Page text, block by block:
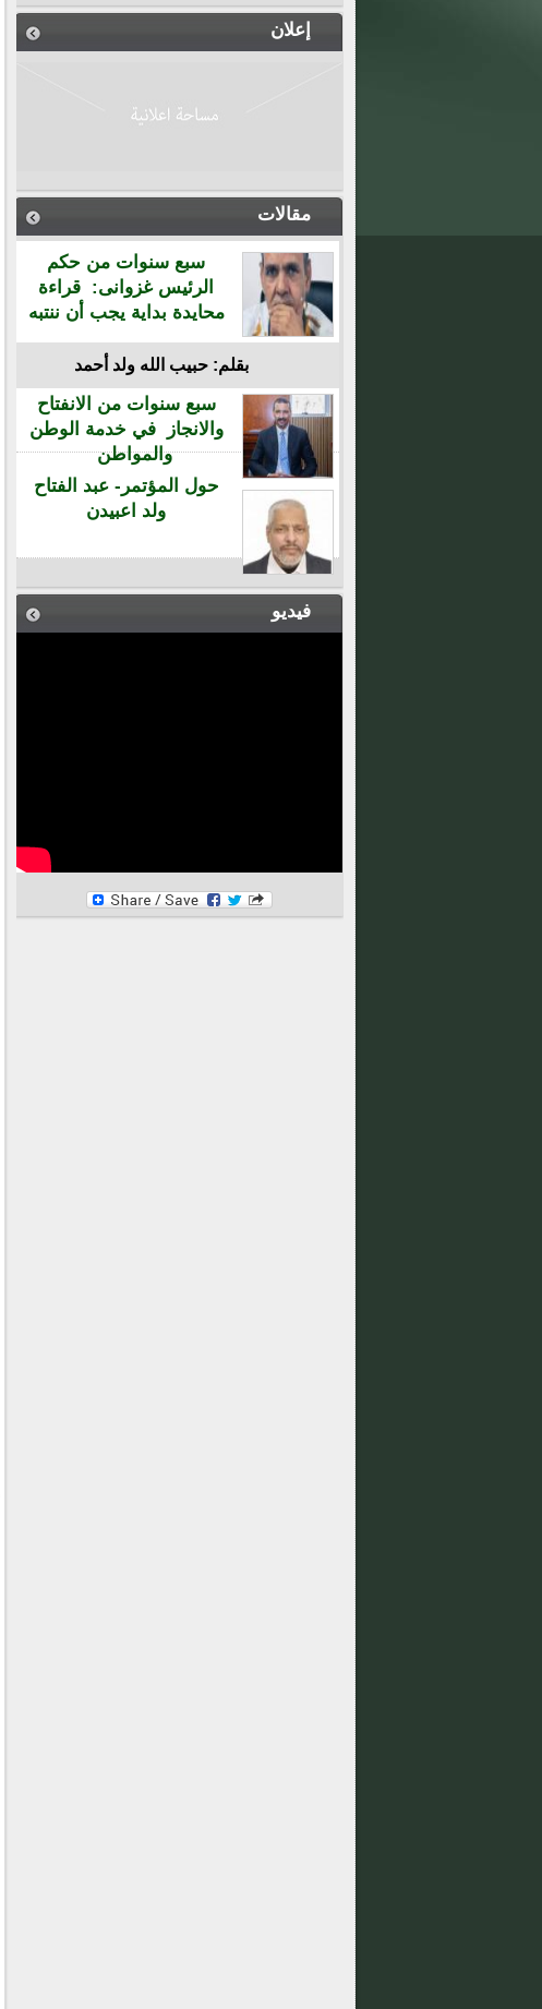
إعلان
مقالات
سبع سنوات من حكم
الرئيس غزوانى: قراءة
محايدة بداية يجب أن ننتبه
بقلم: حبيب الله ولد أحمد
سبع سنوات من الانفتاح
والانجاز في خدمة الوطن
والمواطن
حول المؤتمر- عبد الفتاح
ولد اعبيدن
فيديو